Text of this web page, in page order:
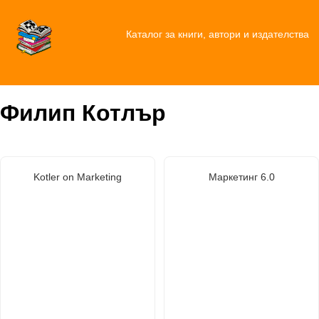
Каталог за книги, автори и издателства
Филип Котлър
Kotler on Marketing Маркетинг 6.0